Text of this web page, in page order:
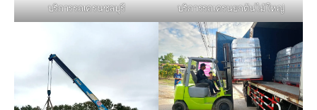
บริการรถเครนชลบุรี บริการรถเครนยกต้นไม้ใหญ่